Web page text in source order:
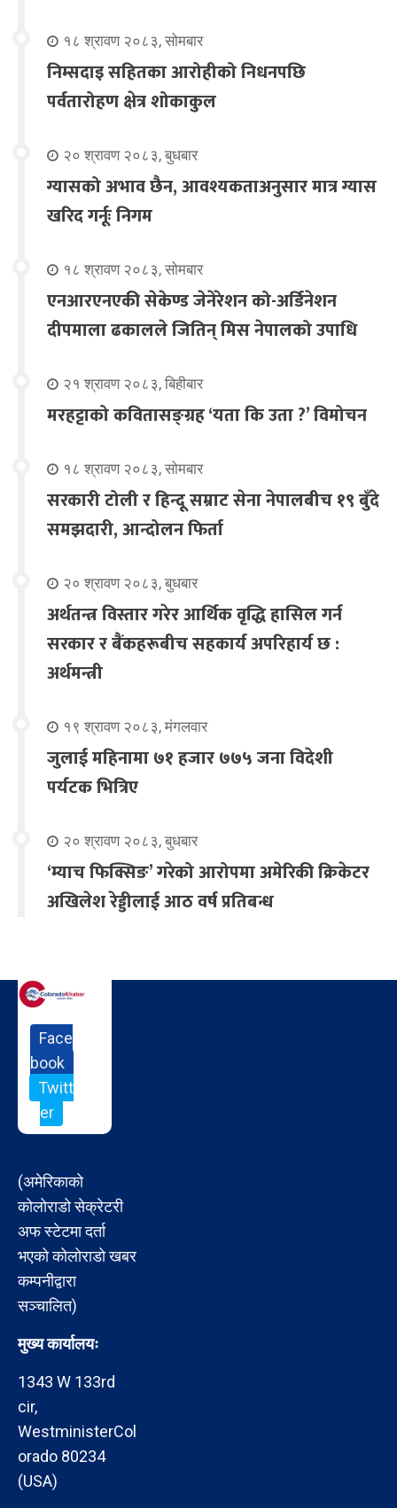
१८ श्रावण २०८३, सोमबार
निम्सदाइ सहितका आरोहीको निधनपछि
पर्वतारोहण क्षेत्र शोकाकुल
२० श्रावण २०८३, बुधबार
ग्यासको अभाव छैन, आवश्यकताअनुसार मात्र ग्यास
खरिद गर्नूः निगम
१८ श्रावण २०८३, सोमबार
एनआरएनएकी सेकेण्ड जेनेरेशन को-अर्डिनेशन
दीपमाला ढकालले जितिन् मिस नेपालको उपाधि
२१ श्रावण २०८३, बिहीबार
मरहट्टाको कवितासङ्ग्रह ‘यता कि उता ?’ विमोचन
१८ श्रावण २०८३, सोमबार
सरकारी टोली र हिन्दू सम्राट सेना नेपालबीच १९ बुँदे
समझदारी, आन्दोलन फिर्ता
२० श्रावण २०८३, बुधबार
अर्थतन्त्र विस्तार गरेर आर्थिक वृद्धि हासिल गर्न
सरकार र बैंकहरूबीच सहकार्य अपरिहार्य छ :
अर्थमन्त्री
१९ श्रावण २०८३, मंगलवार
जुलाई महिनामा ७१ हजार ७७५ जना विदेशी
पर्यटक भित्रिए
२० श्रावण २०८३, बुधबार
‘म्याच फिक्सिङ’ गरेको आरोपमा अमेरिकी क्रिकेटर
अखिलेश रेड्डीलाई आठ वर्ष प्रतिबन्ध
Face
book
Twitt
er
(अमेरिकाको
कोलोराडो सेक्रेटरी
अफ स्टेटमा दर्ता
भएको कोलोराडो खबर
कम्पनीद्वारा
सञ्चालित)
मुख्य कार्यालयः
1343 W 133rd
cir,
WestministerCol
orado 80234
(USA)